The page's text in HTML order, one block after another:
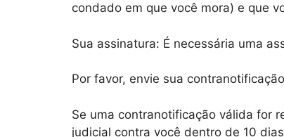
condado em que você mora) e que
Sua assinatura: É necessária uma
Por favor, envie sua
Se uma contranotificação válida for
judicial contra você dentro de 10